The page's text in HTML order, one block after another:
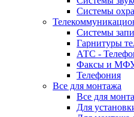
Системы
Системы
Гарнитуры
АТС -
Факсы и МФУ
Телефония
Все для монтажа
Все для
Для